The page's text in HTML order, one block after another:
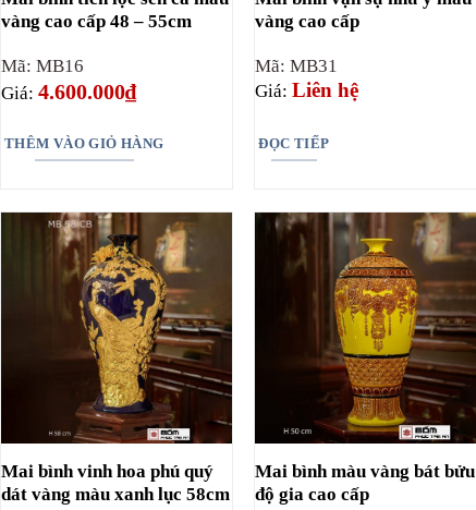
vàng cao cấp 48 – 55cm
Mã: MB16
Giá: 4.600.000₫
THÊM VÀO GIỎ HÀNG
vàng cao cấp
Mã: MB31
Giá:Liên hệ
ĐỌC TIẾP
Mai bình vinh hoa phú quý
dát vàng màu xanh lục 58cm
Mai bình màu vàng bát bửu
độ gia cao cấp